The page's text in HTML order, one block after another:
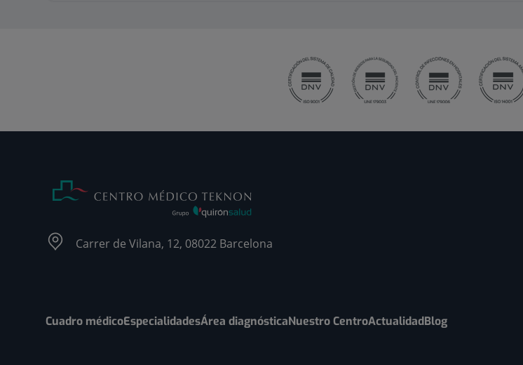
Carrer de Vilana, 12, 08022 Barcelona
Cuadro médicoEspecialidadesÁrea diagnósticaNuestro CentroActualidadBlog